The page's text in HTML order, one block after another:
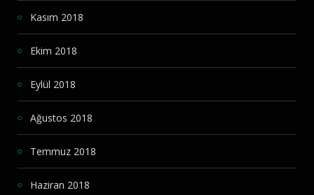
Kasım 2018
Ekim 2018
Eylül 2018
Ağustos 2018
Temmuz 2018
Haziran 2018